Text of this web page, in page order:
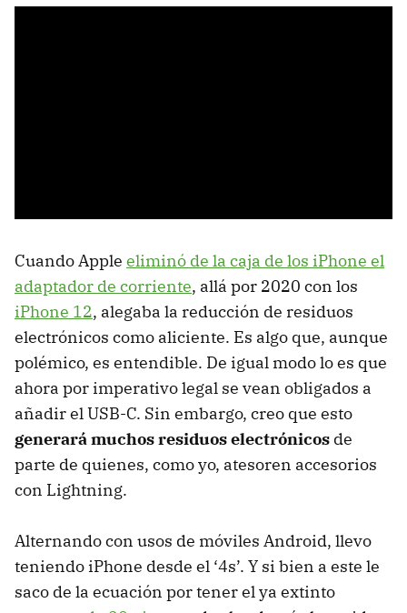
Cuando Apple eliminó de la caja de los iPhone el
adaptador de corriente, allá por 2020 con los
iPhone 12, alegaba la reducción de residuos
electrónicos como aliciente. Es algo que, aunque
polémico, es entendible. De igual modo lo es que
ahora por imperativo legal se vean obligados a
añadir el USB-C. Sin embargo, creo que esto
generará muchos residuos electrónicos de
parte de quienes, como yo, atesoren accesorios
con Lightning.
Alternando con usos de móviles Android, llevo
teniendo iPhone desde el ‘4s’. Y si bien a este le
saco de la ecuación por tener el ya extinto